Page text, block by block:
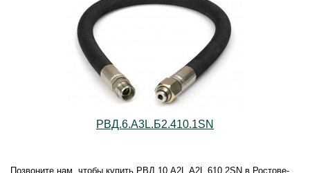
РВД.6.А3L.Б2.410.1SN
Позвоните нам, чтобы купить РВД.10.А2L.А2L.610.2SN в Ростове-